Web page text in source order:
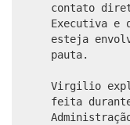
contato
Executiva e
esteja
pauta.
Virgilio
feita